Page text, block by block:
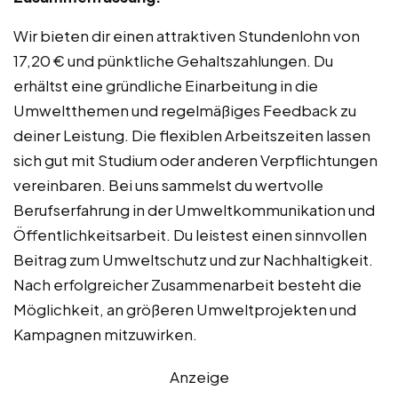
Wir bieten dir einen attraktiven Stundenlohn von
17,20 € und pünktliche Gehaltszahlungen. Du
erhältst eine gründliche Einarbeitung in die
Umweltthemen und regelmäßiges Feedback zu
deiner Leistung. Die flexiblen Arbeitszeiten lassen
sich gut mit Studium oder anderen Verpflichtungen
vereinbaren. Bei uns sammelst du wertvolle
Berufserfahrung in der Umweltkommunikation und
Öffentlichkeitsarbeit. Du leistest einen sinnvollen
Beitrag zum Umweltschutz und zur Nachhaltigkeit.
Nach erfolgreicher Zusammenarbeit besteht die
Möglichkeit, an größeren Umweltprojekten und
Kampagnen mitzuwirken.
Anzeige